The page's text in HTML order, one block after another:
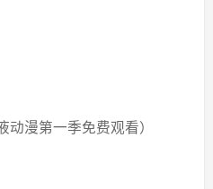
动漫第一季免费观看）